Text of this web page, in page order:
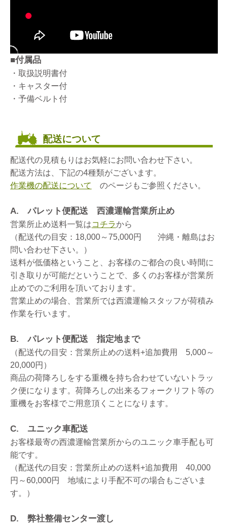
■付属品
・取扱説明書付
・キャスター付
・予備ベルト付
配送について
配送代の見積もりはお気軽にお問い合わせ下さい。
配送方法は、下記の4種類がございます。
作業機の配送について
のページもご参照ください。
A. パレット便配送 西濃運輸営業所止め
営業所止め送料一覧はコチラから
（配送代の目安：18,000～75,000円 沖縄・離島はお
問い合わせ下さい。）
送料が低価格ということ、お客様のご都合の良い時間に
引き取りが可能だということで、多くのお客様が営業所
止めでのご利用を頂いております。
営業止めの場合、営業所では西濃運輸スタッフが荷積み
作業を行います。
B. パレット便配送 指定地まで
（配送代の目安：営業所止めの送料+追加費用 5,000～
20,000円）
商品の荷降ろしをする重機を持ち合わせていないトラッ
ク便になります。荷降ろしの出来るフォークリフト等の
重機をお客様でご用意頂くことになります。
C. ユニック車配送
お客様最寄の西濃運輸営業所からのユニック車手配も可
能です。
（配送代の目安：営業所止めの送料+追加費用 40,000
円～60,000円 地域により手配不可の場合もございま
す。）
D. 弊社整備センター渡し